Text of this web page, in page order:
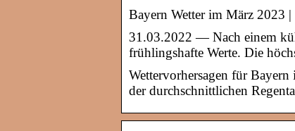
Bayern Wetter im März 2023
31.03.2022 — Nach einem
frühlingshafte Werte. Die
Wettervorhersagen für
der durchschnittlichen